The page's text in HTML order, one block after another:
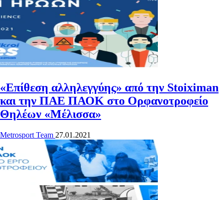
«Επίθεση αλληλεγγύης» από την Stoiximan
και την ΠΑΕ ΠΑΟΚ στο Ορφανοτροφείο
Θηλέων «Μέλισσα»
Metrosport Team 27.01.2021